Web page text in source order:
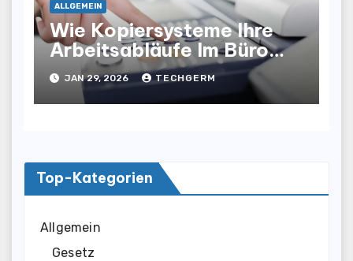
ALLGEMEIN
Wie Kopiersysteme Ihre
Arbeitsabläufe Im Büro
Optimieren
JAN 29, 2026 TECHGERM
Top-Kategorien
Allgemein
Gesetz